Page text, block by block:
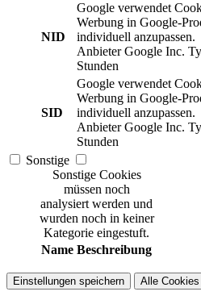
NID
Google verwendet
Werbung in Google-
individuell anzupassen.
Anbieter Google Inc.
Stunden
SID
Google verwendet
Werbung in Google-
individuell anzupassen.
Anbieter Google Inc.
Stunden
Sonstige
Sonstige Cookies
müssen noch
analysiert werden und
wurden noch in keiner
Kategorie eingestuft.
Name Beschreibung
Einstellungen speichern Alle